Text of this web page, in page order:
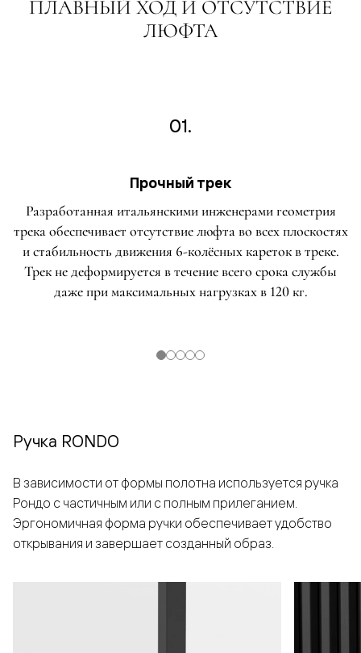
ПЛАВНЫЙ ХОД И ОТСУТСТВИЕ
ЛЮФТА
01.
Прочный трек
Разработанная итальянскими инженерами геометрия
трека обеспечивает отсутствие люфта во всех плоскостях
и стабильность движения 6-колёсных кареток в треке.
Трек не деформируется в течение всего срока службы
даже при максимальных нагрузках в 120 кг.
Ручка RONDO
В зависимости от формы полотна используется ручка
Рондо с частичным или с полным прилеганием.
Эргономичная форма ручки обеспечивает удобство
открывания и завершает созданный образ.